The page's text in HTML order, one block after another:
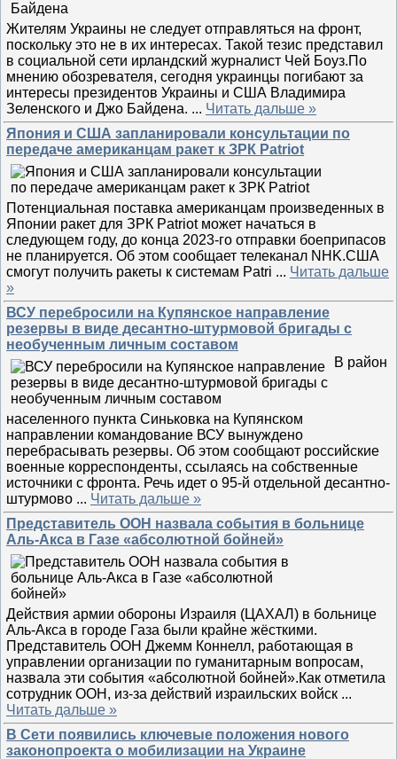
Жителям Украины не следует отправляться на фронт,
поскольку это не в их интересах. Такой тезис представил
в социальной сети ирландский журналист Чей Боуз.По
мнению обозревателя, сегодня украинцы погибают за
интересы президентов Украины и США Владимира
Зеленского и Джо Байдена. ... Читать дальше »
Япония и США запланировали консультации по
передаче американцам ракет к ЗРК Patriot
Потенциальная поставка американцам произведенных в
Японии ракет для ЗРК Patriot может начаться в
следующем году, до конца 2023-го отправки боеприпасов
не планируется. Об этом сообщает телеканал NHK.США
смогут получить ракеты к системам Patri ... Читать дальше
»
ВСУ перебросили на Купянское направление
резервы в виде десантно-штурмовой бригады с
необученным личным составом
В район
населенного пункта Синьковка на Купянском
направлении командование ВСУ вынуждено
перебрасывать резервы. Об этом сообщают российские
военные корреспонденты, ссылаясь на собственные
источники с фронта. Речь идет о 95-й отдельной десантно-
штурмово ... Читать дальше »
Представитель ООН назвала события в больнице
Аль-Акса в Газе «абсолютной бойней»
Действия армии обороны Израиля (ЦАХАЛ) в больнице
Аль-Акса в городе Газа были крайне жёсткими.
Представитель ООН Джемм Коннелл, работающая в
управлении организации по гуманитарным вопросам,
назвала эти события «абсолютной бойней».Как отметила
сотрудник ООН, из-за действий израильских войск ...
Читать дальше »
В Сети появились ключевые положения нового
законопроекта о мобилизации на Украине